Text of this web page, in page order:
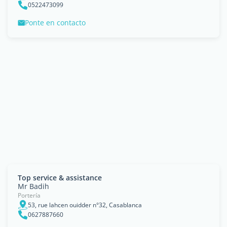
0522473099
Ponte en contacto
Top service & assistance
Mr Badih
Portería
53, rue lahcen ouidder n°32, Casablanca
0627887660